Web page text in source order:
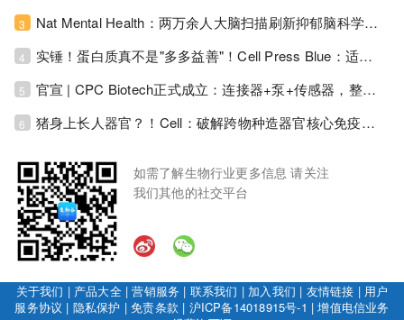
3 Nat Mental Health：两万余人大脑扫描刷新抑郁脑科学认知！抑郁不只是情绪病，视觉、运动脑区同步受损！
4 实锤！蛋白质真不是"多多益善"！Cell Press Blue：适度限蛋白，反而拉长健康寿命！
5 官宣 | CPC Biotech正式成立：连接器+泵+传感器，整合生物制药流体管理解决方案！
6 猪身上长人器官？！Cell：破解跨物种造器官核心免疫关卡！全新异种吞噬机制打通人体器官培育赛道！
如需了解生物行业更多信息 请关注
我们其他的社交平台
关于我们 | 产品大全|营销服务 | 联系我们 | 加入我们 | 友情链接 | 用户
服务协议 | 隐私保护 |免责条款 | 沪ICP备14018915号-1 |增值电信业务